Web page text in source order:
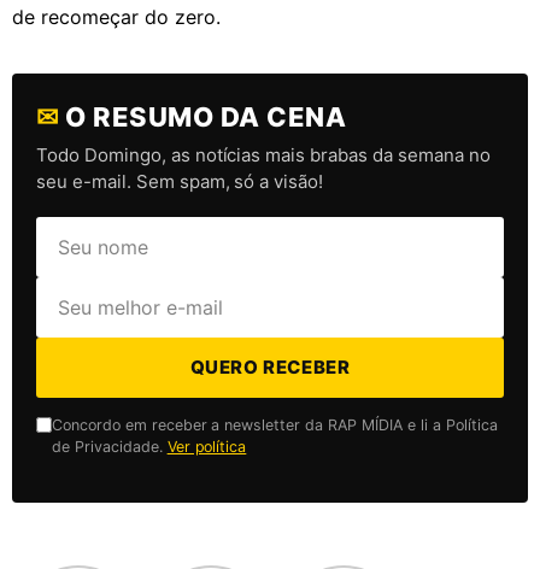
de recomeçar do zero.
✉ O RESUMO DA CENA
Todo Domingo, as notícias mais brabas da semana no
seu e-mail. Sem spam, só a visão!
QUERO RECEBER
Concordo em receber a newsletter da RAP MÍDIA e li a Política
de Privacidade. Ver política